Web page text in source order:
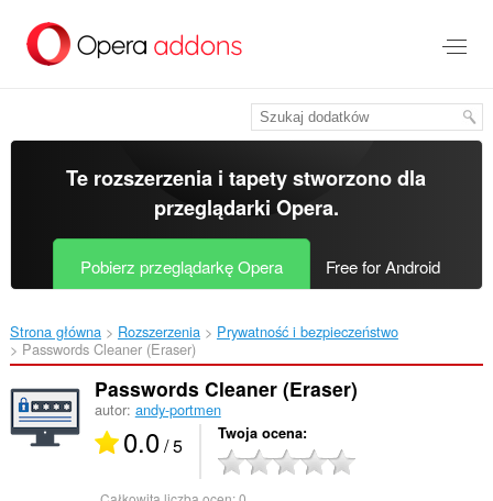
treści
Te rozszerzenia i tapety stworzono dla
przeglądarki Opera.
Pobierz przeglądarkę Opera Free for Android
Strona główna Rozszerzenia
Prywatność i bezpieczeństwo
Passwords Cleaner (Eraser)‎
Passwords Cleaner (Eraser)
autor: andy-portmen
0.0/ 5 Twoja ocena